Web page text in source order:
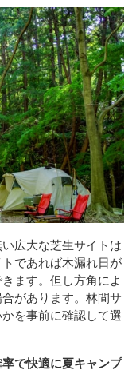
広大な芝生サイトは
であれば木漏れ日が
ます。但し方角によ
があります。林間サ
を事前に確認して選
で快適に夏キャンプ